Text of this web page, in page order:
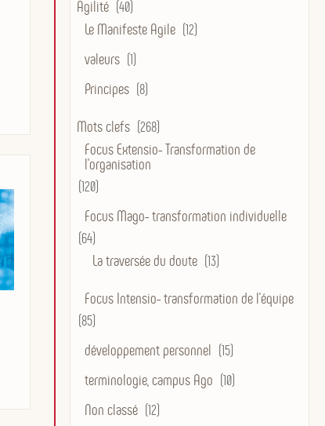
Agilité (40)
Le Manifeste Agile (12)
valeurs (1)
Principes (8)
Mots clefs (268)
Focus Extensio- Transformation de
l'organisation
(120)
Focus Mago- transformation individuelle
(64)
La traversée du doute (13)
Focus Intensio- transformation de l'équipe
(85)
développement personnel (15)
terminologie, campus Ago (10)
Non classé (12)